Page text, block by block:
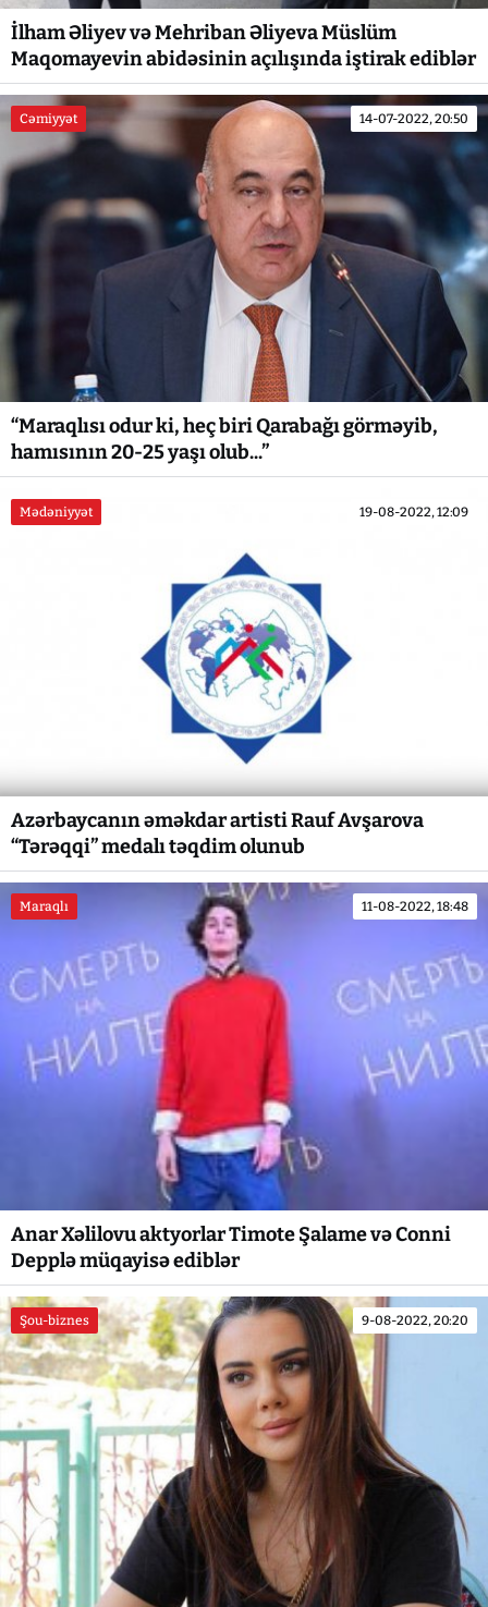
İlham Əliyev və Mehriban Əliyeva Müslüm
Maqomayevin abidəsinin açılışında iştirak ediblər
Cəmiyyət 14-07-2022, 20:50
“Maraqlısı odur ki, heç biri Qarabağı görməyib,
hamısının 20-25 yaşı olub...”
Mədəniyyət 19-08-2022, 12:09
Azərbaycanın əməkdar artisti Rauf Avşarova
“Tərəqqi” medalı təqdim olunub
Maraqlı 11-08-2022, 18:48
Anar Xəlilovu aktyorlar Timote Şalame və Conni
Depplə müqayisə ediblər
Şou-biznes 9-08-2022, 20:20